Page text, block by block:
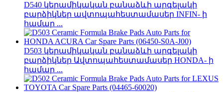
D540 կերամիկական բանաձևի արգելակի
բարձիկներ ավտոպահեստամասեր INFIN- ի
համար ...
D503 կերամիկական բանաձևի արգելակի
բարձիկներ Ավտոպահեստամասեր HONDA- ի
համար ...